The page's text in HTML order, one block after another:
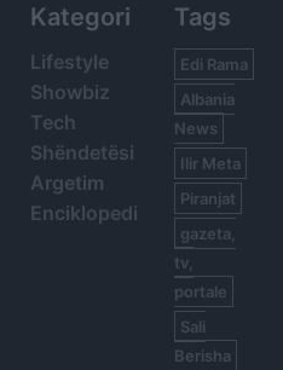
Kategori
Lifestyle
Showbiz
Tech
Shëndetësi
Argetim
Enciklopedi
Tags
Edi Rama
Albania
News
Ilir Meta
Piranjat
gazeta,
tv,
portale
Sali
Berisha